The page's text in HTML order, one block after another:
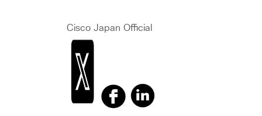
Cisco Japan Official